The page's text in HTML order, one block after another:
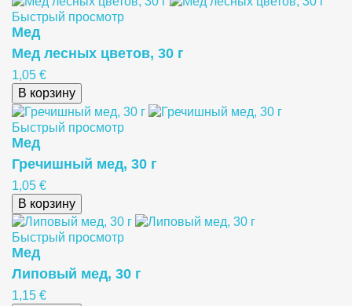
Быстрый просмотр
Meд
Mед лесных цветов, 30 г
1,05 €
В корзину
Быстрый просмотр
Meд
Гречишный мед, 30 г
1,05 €
В корзину
Быстрый просмотр
Meд
Липовый мед, 30 г
1,15 €